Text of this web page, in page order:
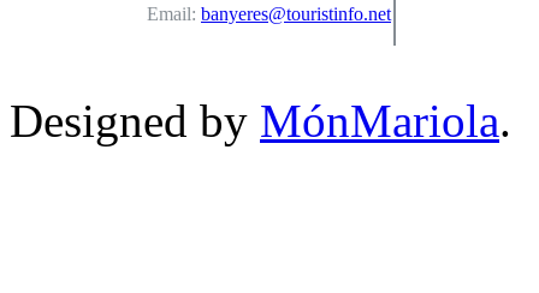
Email: banyeres@touristinfo.net
Designed by MónMariola.